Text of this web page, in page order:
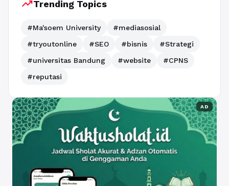
trending_upTrending Topics
#Ma'soem University
#mediasosial
#tryoutonline
#SEO #bisnis
#Strategi
#universitas Bandung
#website
#CPNS
#reputasi
AD